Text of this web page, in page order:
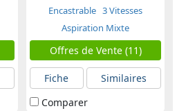
Encastrable 3 Vitesses
Aspiration Mixte
Offres de Vente (11)
Fiche
Similaires
Comparer